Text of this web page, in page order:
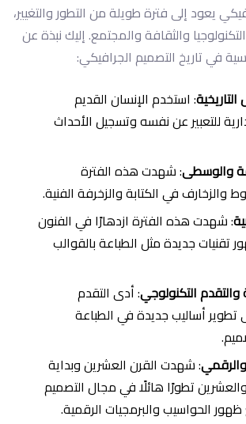
يعود إلى فترة طويلة من التطور والتغيير،
والثقافة والمجتمع. إليك نبذة عن
في تاريخ التصميم الجرافيكي:
: استخدم الإنسان القديم
للتعبير عن نفسه وتسجيل الأحداث
والوسطى: شهدت هذه الفترة
والزخارف في الكتابة والزخرفة الفنية.
: شهدت هذه الفترة ازدهارًا في الفنون
تقنيات جديدة مثل الطباعة بالقوالب
والتقدم التكنولوجي: أدى التقدم
تطوير أساليب جديدة في الطباعة
: شهدت القرن العشرين وبداية
تطورًا هائلًا في مجال التصميم
الحواسيب والبرمجيات الرقمية.